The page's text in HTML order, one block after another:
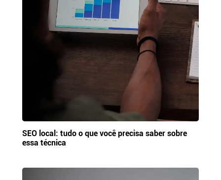
SEO local: tudo o que você precisa saber sobre
essa técnica